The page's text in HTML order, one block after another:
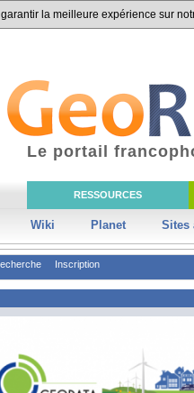
la meilleure expérience sur
RESSOURCES
Wiki Planet Sites
Le portail
Inscription